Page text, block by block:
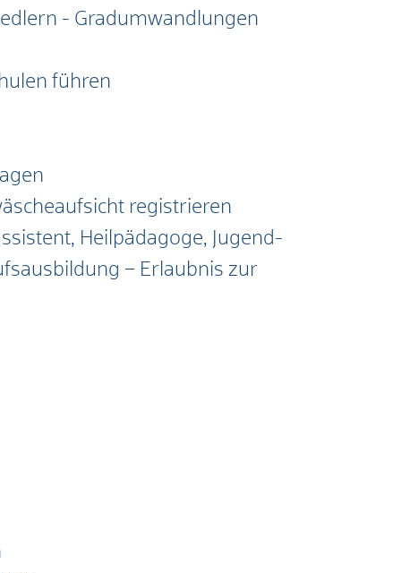
- Gradumwandlungen
führen
registrieren
Heilpädagoge, Jugend-
– Erlaubnis zur